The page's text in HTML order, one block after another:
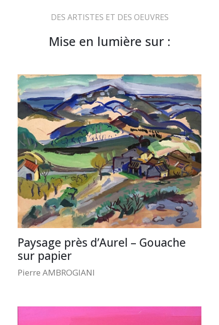
DES ARTISTES ET DES OEUVRES
Mise en lumière sur :
Paysage près d’Aurel – Gouache
sur papier
Pierre AMBROGIANI